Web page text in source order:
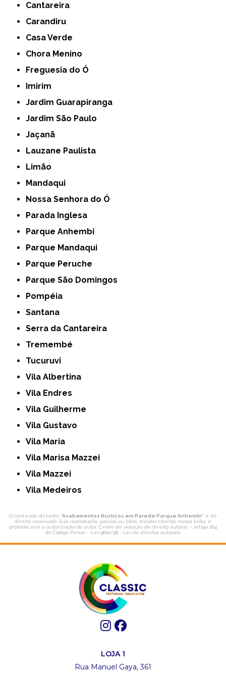
Cantareira
Carandiru
Casa Verde
Chora Menino
Freguesia do Ó
Imirim
Jardim Guarapiranga
Jardim São Paulo
Jaçanã
Lauzane Paulista
Limão
Mandaqui
Nossa Senhora do Ó
Parada Inglesa
Parque Anhembi
Parque Mandaqui
Parque Peruche
Parque São Domingos
Pompéia
Santana
Serra da Cantareira
Tremembé
Tucuruvi
Vila Albertina
Vila Endres
Vila Guilherme
Vila Gustavo
Vila Maria
Vila Marisa Mazzei
Vila Mazzei
Vila Medeiros
O conteúdo do texto "Acabamentos Rústicos em Parede Parque Anhembi" é de
direito reservado. Sua reprodução, parcial ou total, mesmo citando nossos links, é
proibida sem a autorização do autor. Crime de violação de direito autoral – artigo 184
do Código Penal – Lei 9610/98 - Lei de direitos autorais.
LOJA 1
Rua Manuel Gaya, 361